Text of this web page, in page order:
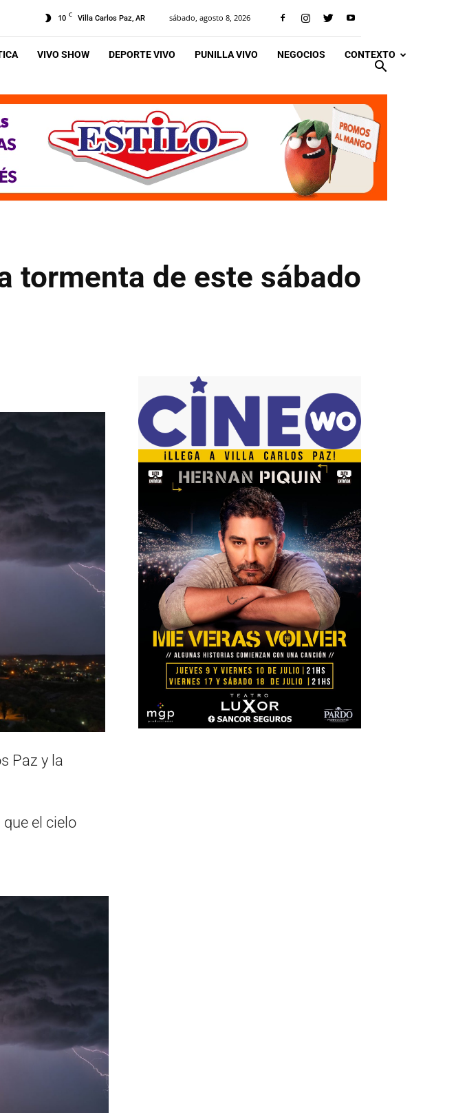
10 C Villa Carlos Paz, AR sábado, agosto 8, 2026
VIVO SHOW DEPORTE VIVO PUNILLA VIVO NEGOCIOS CONTEXTO
tormenta de este sábado
Paz y la
el cielo